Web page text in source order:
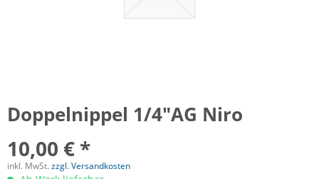
Doppelnippel 1/4"AG Niro
10,00 € *
inkl. MwSt. zzgl. Versandkosten